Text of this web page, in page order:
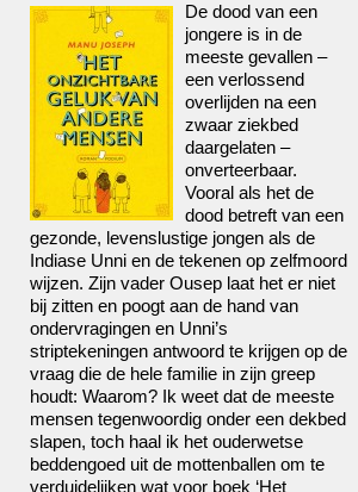
De dood van een
jongere is in de
meeste gevallen –
een verlossend
overlijden na een
zwaar ziekbed
daargelaten –
onverteerbaar.
Vooral als het de
dood betreft van een
gezonde, levenslustige jongen als de
Indiase Unni en de tekenen op zelfmoord
wijzen. Zijn vader Ousep laat het er niet
bij zitten en poogt aan de hand van
ondervragingen en Unni’s
striptekeningen antwoord te krijgen op de
vraag die de hele familie in zijn greep
houdt: Waarom? Ik weet dat de meeste
mensen tegenwoordig onder een dekbed
slapen, toch haal ik het ouderwetse
beddengoed uit de mottenballen om te
verduidelijken wat voor boek ‘Het